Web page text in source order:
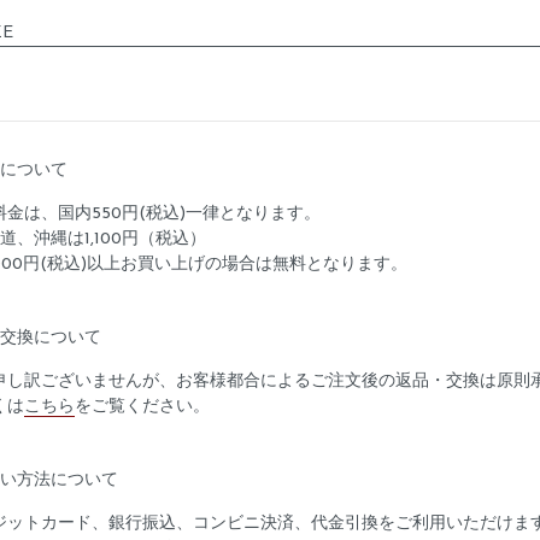
ついて
金は、国内550円(税込)一律となります。
、沖縄は1,100円（税込）
円(税込)以上お買い上げの場合は無料となります。
換について
し訳ございませんが、お客様都合によるご注文後の返品・交換は原則
はこちら をご覧ください。
方法について
ットカード、銀行振込、コンビニ決済、代金引換をご利用いただけま